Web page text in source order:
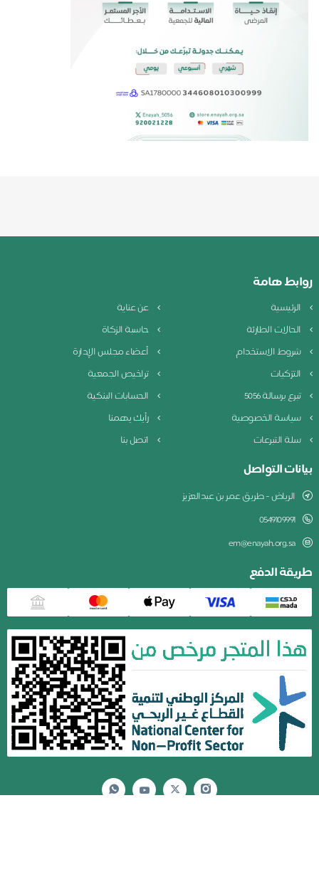
روابط هامة
الرئيسية
عن عناية
الحالات الطارئة
حاسبة الزكاة
شروط الاستخدام
أعضاء مجلس الإدارة
التزكيات
تراخيص الجمعية
تبرع برسالة 5056
الحسابات البنكية
سياسة الخصوصية
رأيك يهمنا
سلة التبرعات
اتصل بنا
بيانات التواصل
الرياض - طريق عمر بن عبدالعزيز
0549109991
em@enayah.org.sa
طريقة الدفع